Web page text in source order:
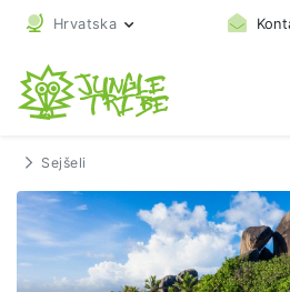
Hrvatska
Sejšeli